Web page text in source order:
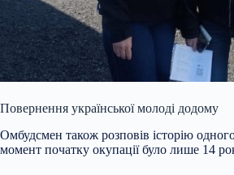
Повернення української молоді додому
Омбудсмен також розповів історію
момент початку окупації було лише 14